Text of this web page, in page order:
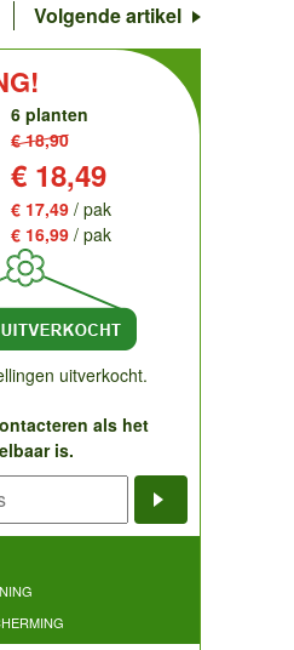
Volgende artikel
6 planten
€ 18,90
€ 18,49
€ 17,49 / pak
€ 16,99 / pak
uitverkocht.
als het
is.